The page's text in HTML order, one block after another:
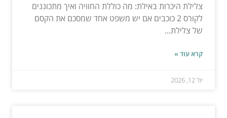
צלילת היכרות באילת: מה כוללת החוויה ואיך מתכוננים
לקורס 2 כוכבים אם יש משפט אחד שמסכם את הקסם
של צלילת...
קרא עוד »
יול 12, 2026